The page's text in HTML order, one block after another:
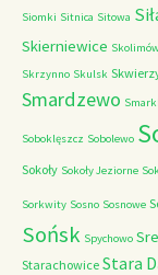
Siomki Sitnica Sitowa
Skierniewice
Skrzynno Skulsk
Smardzewo
Soboklęszcz Sobolewo
Sokoły Sokoły Jeziorne
Sorkwity Sosno Sosnowe
Sońsk Spychowo
Starachowice Stara